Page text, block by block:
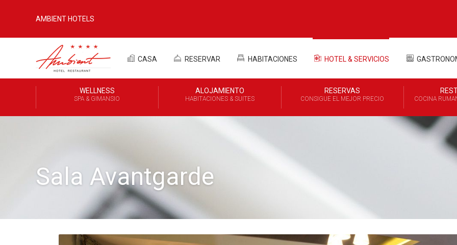
AMBIENT HOTELS
CASA RESERVAR HABITACIONES HOTEL & SERVICIOS
WELLNESS
SPA & GIMANSIO
ALOJAMIENTO
HABITACIONES & SUITES
RESERVAS
CONSIGUE EL MEJOR PRECIO COCINA
Sala Avantgarde